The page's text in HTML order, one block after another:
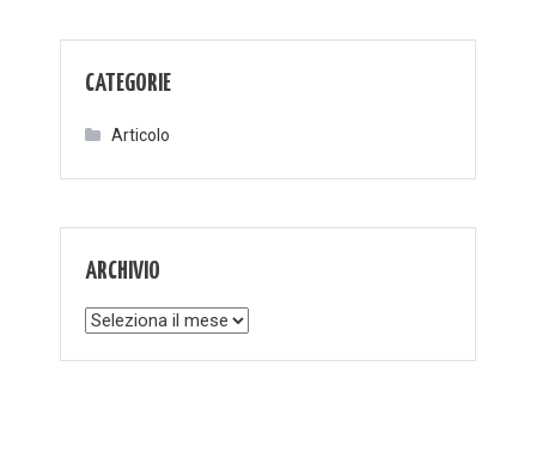
CATEGORIE
Articolo
ARCHIVIO
Archivio